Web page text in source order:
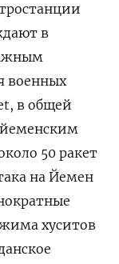
в
военных
в общей
50 ракет
на Йемен
хуситов